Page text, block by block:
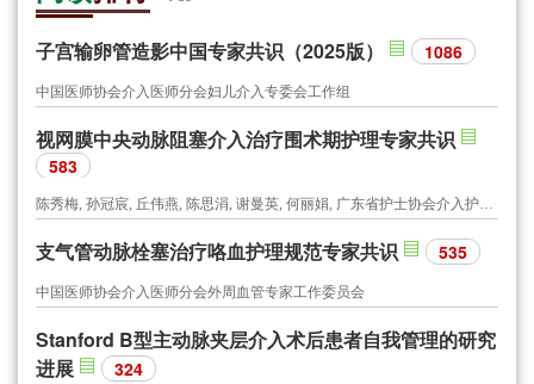
子宫输卵管造影中国专家共识（2025版） 1086
中国医师协会介入医师分会妇儿介入专委会工作组
视网膜中央动脉阻塞介入治疗围术期护理专家共识
583
陈秀梅, 孙冠宸, 丘伟燕, 陈思涓, 谢曼英, 何丽娟, 广东省护士协会介入护士分会, 广东省医师协会介入医师分会
支气管动脉栓塞治疗咯血护理规范专家共识 535
中国医师协会介入医师分会外周血管专家工作委员会
Stanford B型主动脉夹层介入术后患者自我管理的研究
进展
324